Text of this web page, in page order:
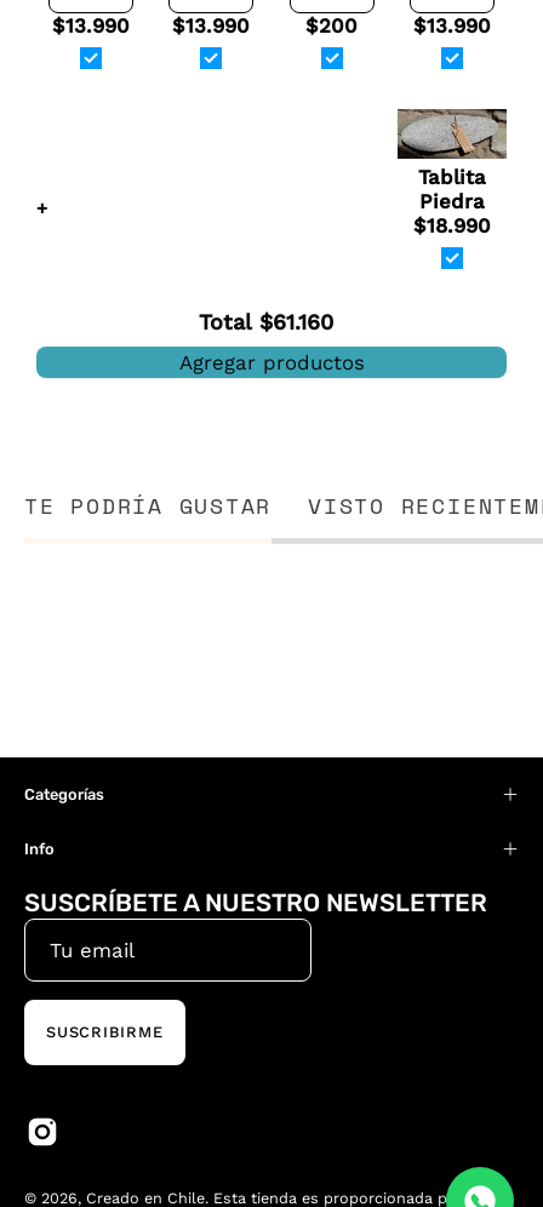
$13.990 $13.990 $200
$13.990
+
Tablita
Piedra
$18.990
Total $61.160
Agregar productos
TE PODRÍA GUSTAR VISTO
Categorías
Info
SUSCRÍBETE A NUESTRO NEWSLETTER
SUSCRIBIRME
© 2026, Creado en Chile. Esta tienda es proporcionada por